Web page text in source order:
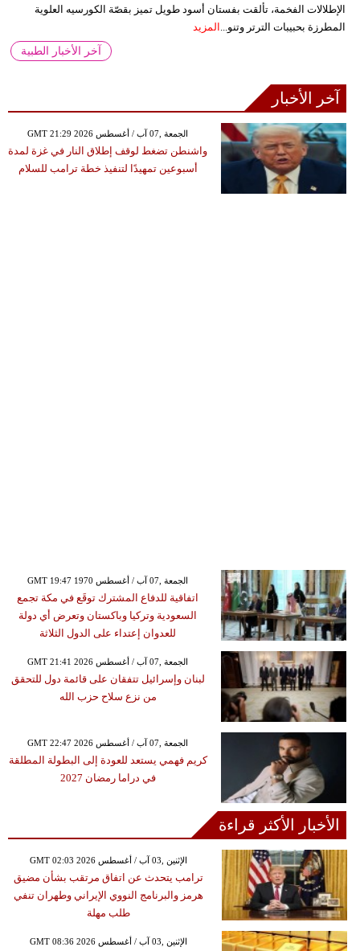
الإطلالات الفخمة، تألقت بفستان أسود طويل تميز بقصّة الكورسيه العلوية
المطرزة بحبيبات الترتر وتنو... المزيد
آخر الأخبار الطبية
آخر الأخبار
GMT 21:29 2026 الجمعة ,07 آب / أغسطس
واشنطن تضغط لوقف إطلاق النار في غزة لمدة
أسبوعين تمهيدًا لتنفيذ خطة ترامب للسلام
GMT 19:47 1970 الجمعة ,07 آب / أغسطس
اتفاقية للدفاع المشترك توقَع في مكة تجمع
السعودية وتركيا وباكستان وتعرض أي دولة
للعدوان إعتداء على الدول الثلاثة
GMT 21:41 2026 الجمعة ,07 آب / أغسطس
لبنان وإسرائيل تتفقان على قائمة دول للتحقق
من نزع سلاح حزب الله
GMT 22:47 2026 الجمعة ,07 آب / أغسطس
كريم فهمي يستعد للعودة إلى البطولة المطلقة
في دراما رمضان 2027
الأخبار الأكثر قراءة
GMT 02:03 2026 الإثنين ,03 آب / أغسطس
ترامب يتحدث عن اتفاق مرتقب بشأن مضيق
هرمز والبرنامج النووي الإيراني وطهران تنفي
طلب مهلة
GMT 08:36 2026 الإثنين ,03 آب / أغسطس